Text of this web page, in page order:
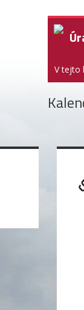
V tejto